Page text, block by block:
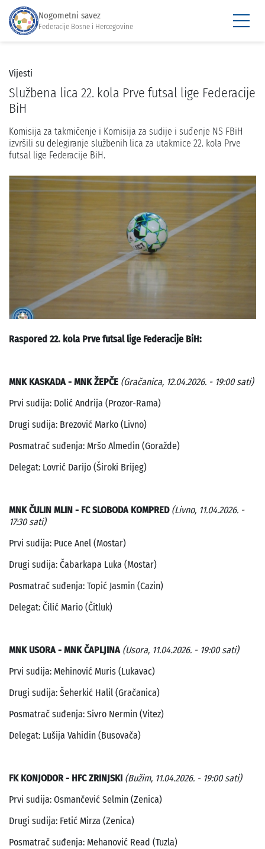
Nogometni savez
Federacije Bosne i Hercegovine
Vijesti
Službena lica 22. kola Prve futsal lige Federacije
BiH
Komisija za takmičenje i Komisija za sudije i suđenje NS FBiH
izvršili su delegiranje službenih lica za utakmice 22. kola Prve
futsal lige Federacije BiH.
Raspored 22. kola Prve futsal lige Federacije BiH:
MNK KASKADA - MNK ŽEPČE (Gračanica, 12.04.2026. - 19:00 sati)
Prvi sudija: Dolić Andrija (Prozor-Rama)
Drugi sudija: Brezović Marko (Livno)
Posmatrač suđenja: Mršo Almedin (Goražde)
Delegat: Lovrić Darijo (Široki Brijeg)
MNK ČULIN MLIN - FC SLOBODA KOMPRED (Livno, 11.04.2026. -
17:30 sati)
Prvi sudija: Puce Anel (Mostar)
Drugi sudija: Čabarkapa Luka (Mostar)
Posmatrač suđenja: Topić Jasmin (Cazin)
Delegat: Čilić Mario (Čitluk)
MNK USORA - MNK ČAPLJINA (Usora, 11.04.2026. - 19:00 sati)
Prvi sudija: Mehinović Muris (Lukavac)
Drugi sudija: Šeherkić Halil (Gračanica)
Posmatrač suđenja: Sivro Nermin (Vitez)
Delegat: Lušija Vahidin (Busovača)
FK KONJODOR - HFC ZRINJSKI (Bužim, 11.04.2026. - 19:00 sati)
Prvi sudija: Osmančević Selmin (Zenica)
Drugi sudija: Fetić Mirza (Zenica)
Posmatrač suđenja: Mehanović Read (Tuzla)